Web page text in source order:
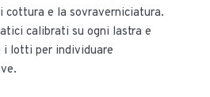
cottura e la sovraverniciatura.
calibrati su ogni lastra e
lotti per individuare